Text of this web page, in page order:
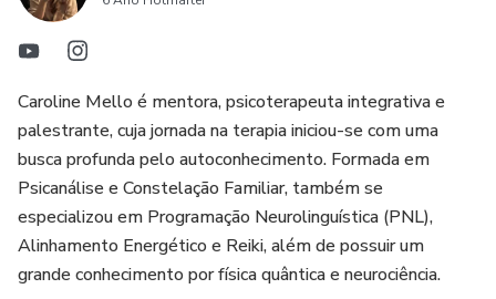
Caroline Mello é mentora, psicoterapeuta integrativa e
palestrante, cuja jornada na terapia iniciou-se com uma
busca profunda pelo autoconhecimento. Formada em
Psicanálise e Constelação Familiar, também se
especializou em Programação Neurolinguística (PNL),
Alinhamento Energético e Reiki, além de possuir um
grande conhecimento por física quântica e neurociência.